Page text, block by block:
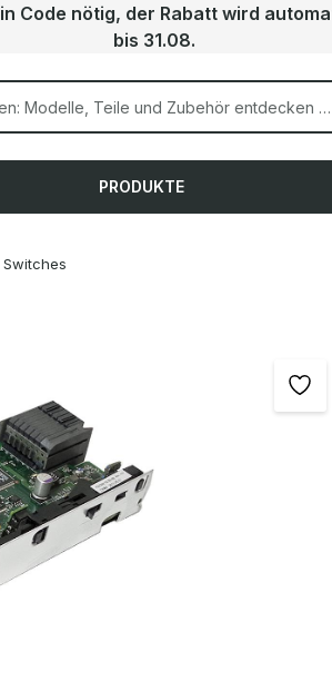
Code nötig, der Rabatt wird
bis 31.08.
PRODUKTE
Switches